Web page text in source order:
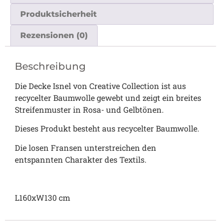
Produktsicherheit
Rezensionen (0)
Beschreibung
Die Decke Isnel von Creative Collection ist aus
recycelter Baumwolle gewebt und zeigt ein breites
Streifenmuster in Rosa- und Gelbtönen.
Dieses Produkt besteht aus recycelter Baumwolle.
Die losen Fransen unterstreichen den
entspannten Charakter des Textils.
L160xW130 cm